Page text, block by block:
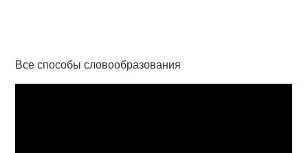
Все способы словообразования